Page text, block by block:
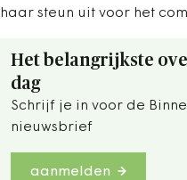
haar steun uit voor het
Het belangrijkste
dag
Schrijf je in voor de
nieuwsbrief
aanmelden